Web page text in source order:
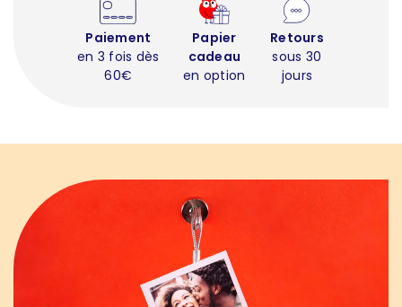
Paiement
en 3 fois dès
60€
Papier
cadeau
en option
Retours
sous 30
jours